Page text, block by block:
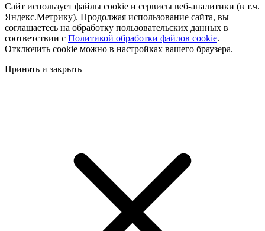
Сайт использует файлы cookie и сервисы веб-аналитики (в т.ч.
Яндекс.Метрику). Продолжая использование сайта, вы
соглашаетесь на обработку пользовательских данных в
соответствии с Политикой обработки файлов cookie.
Отключить cookie можно в настройках вашего браузера.
Принять и закрыть